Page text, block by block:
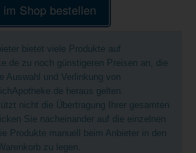
im Shop bestellen
bietet viele Produkte auf
zu noch günstigeren Preisen an, die
Auswahl und Verlinkung von
heraus gelten.
nicht die Übertragung Ihrer gesamten
Sie nacheinander auf die einzelnen
Produkte manuell beim Anbieter in den
zu legen.